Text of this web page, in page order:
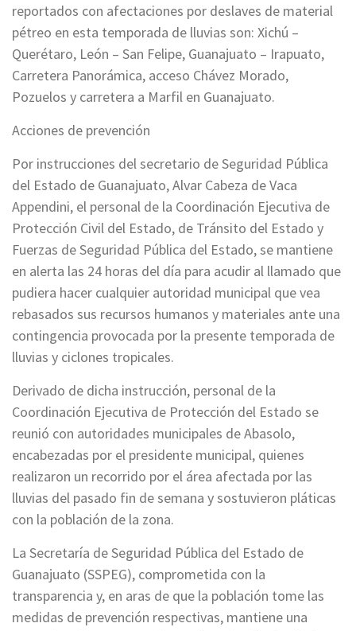
reportados con afectaciones por deslaves de material
pétreo en esta temporada de lluvias son: Xichú –
Querétaro, León – San Felipe, Guanajuato – Irapuato,
Carretera Panorámica, acceso Chávez Morado,
Pozuelos y carretera a Marfil en Guanajuato.
Acciones de prevención
Por instrucciones del secretario de Seguridad Pública
del Estado de Guanajuato, Alvar Cabeza de Vaca
Appendini, el personal de la Coordinación Ejecutiva de
Protección Civil del Estado, de Tránsito del Estado y
Fuerzas de Seguridad Pública del Estado, se mantiene
en alerta las 24 horas del día para acudir al llamado que
pudiera hacer cualquier autoridad municipal que vea
rebasados sus recursos humanos y materiales ante una
contingencia provocada por la presente temporada de
lluvias y ciclones tropicales.
Derivado de dicha instrucción, personal de la
Coordinación Ejecutiva de Protección del Estado se
reunió con autoridades municipales de Abasolo,
encabezadas por el presidente municipal, quienes
realizaron un recorrido por el área afectada por las
lluvias del pasado fin de semana y sostuvieron pláticas
con la población de la zona.
La Secretaría de Seguridad Pública del Estado de
Guanajuato (SSPEG), comprometida con la
transparencia y, en aras de que la población tome las
medidas de prevención respectivas, mantiene una